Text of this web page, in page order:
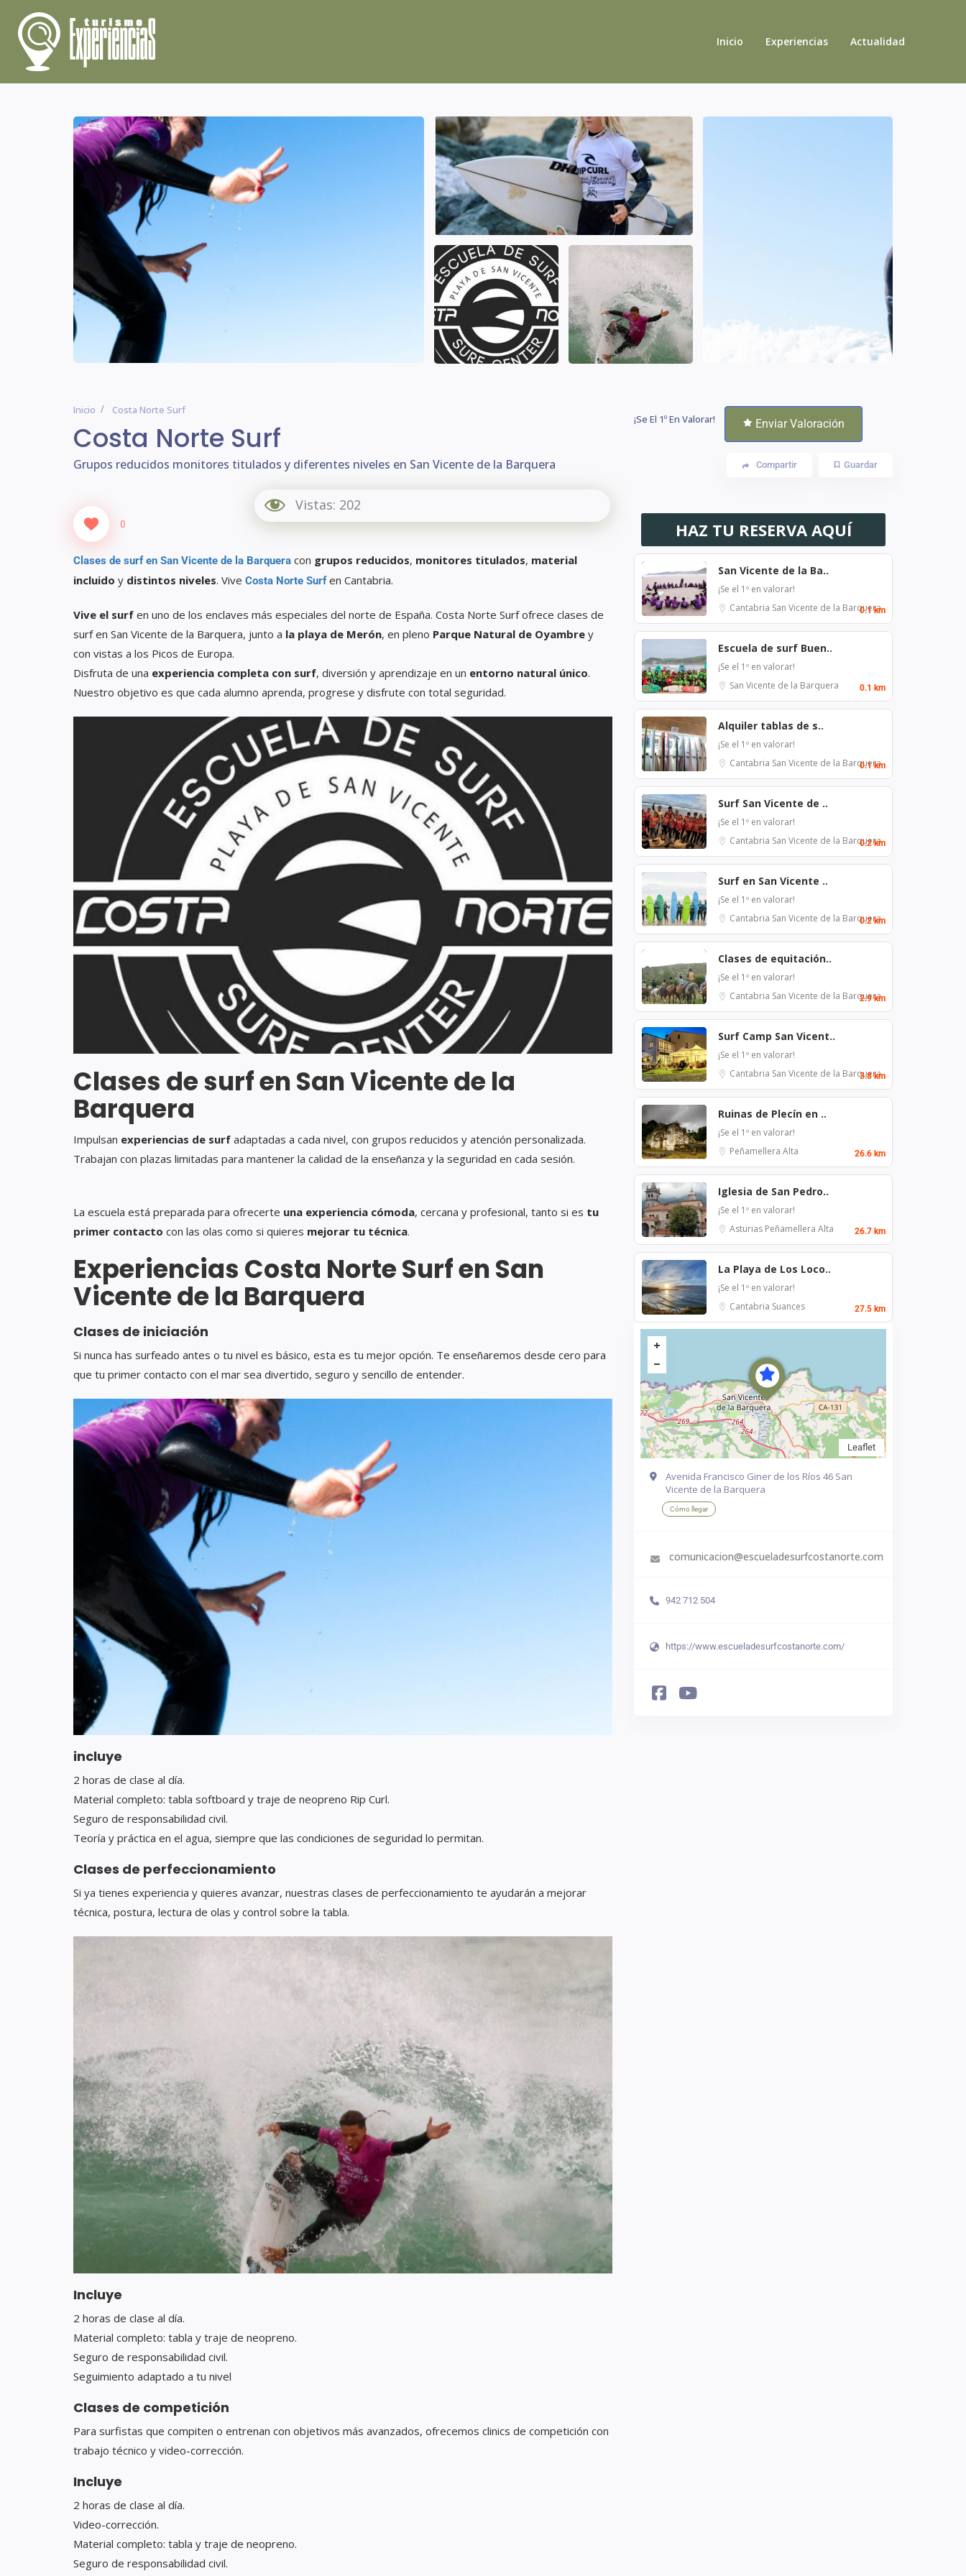
Inicio Experiencias Actualidad
Inicio Costa Norte Surf
Costa Norte Surf
Grupos reducidos monitores titulados y diferentes niveles en San Vicente de la Barquera
¡Se El 1º En Valorar! Enviar Valoración
Guardar
Compartir
0
Vistas: 202
Clases de surf en San Vicente de la Barquera con grupos reducidos, monitores titulados, material
incluido y distintos niveles. Vive Costa Norte Surfen Cantabria.
Vive el surf en uno de los enclaves más especiales del norte de España. Costa Norte Surf ofrece clases de
surf en San Vicente de la Barquera, junto a la playa de Merón, en pleno Parque Natural de Oyambre y
con vistas a los Picos de Europa.
Disfruta de una experiencia completa con surf, diversión y aprendizaje en un entorno natural único.
Nuestro objetivo es que cada alumno aprenda, progrese y disfrute con total seguridad.
Clases de surf en San Vicente de la
Barquera
Impulsan experiencias de surf adaptadas a cada nivel, con grupos reducidos y atención personalizada.
Trabajan con plazas limitadas para mantener la calidad de la enseñanza y la seguridad en cada sesión.
La escuela está preparada para ofrecerte una experiencia cómoda, cercana y profesional, tanto si es tu
primer contacto con las olas como si quieres mejorar tu técnica.
Experiencias Costa Norte Surf en San
Vicente de la Barquera
Clases de iniciación
Si nunca has surfeado antes o tu nivel es básico, esta es tu mejor opción. Te enseñaremos desde cero para
que tu primer contacto con el mar sea divertido, seguro y sencillo de entender.
incluye
2 horas de clase al día.
Material completo: tabla softboard y traje de neopreno Rip Curl.
Seguro de responsabilidad civil.
Teoría y práctica en el agua, siempre que las condiciones de seguridad lo permitan.
Clases de perfeccionamiento
Si ya tienes experiencia y quieres avanzar, nuestras clases de perfeccionamiento te ayudarán a mejorar
técnica, postura, lectura de olas y control sobre la tabla.
Incluye
2 horas de clase al día.
Material completo: tabla y traje de neopreno.
Seguro de responsabilidad civil.
Seguimiento adaptado a tu nivel
Clases de competición
Para surfistas que compiten o entrenan con objetivos más avanzados, ofrecemos clinics de competición con
trabajo técnico y video-corrección.
Incluye
2 horas de clase al día.
Video-corrección.
Material completo: tabla y traje de neopreno.
Seguro de responsabilidad civil.
HAZ TU RESERVA AQUÍ
San Vicente de la Ba..
¡Se el 1º en valorar!
Cantabria San Vicente de la Barquera
0.1 km
Escuela de surf Buen..
¡Se el 1º en valorar!
San Vicente de la Barquera
0.1 km
Alquiler tablas de s..
¡Se el 1º en valorar!
Cantabria San Vicente de la Barquera
0.1 km
Surf San Vicente de ..
¡Se el 1º en valorar!
Cantabria San Vicente de la Barquera
0.2 km
Surf en San Vicente ..
¡Se el 1º en valorar!
Cantabria San Vicente de la Barquera
0.2 km
Clases de equitación..
¡Se el 1º en valorar!
Cantabria San Vicente de la Barquera
2.9 km
Surf Camp San Vicent..
¡Se el 1º en valorar!
Cantabria San Vicente de la Barquera
3.8 km
Ruinas de Plecín en ..
¡Se el 1º en valorar!
Peñamellera Alta
26.6 km
Iglesia de San Pedro..
¡Se el 1º en valorar!
Asturias Peñamellera Alta 26.7 km
La Playa de Los Loco..
¡Se el 1º en valorar!
Cantabria Suances 27.5 km
Leaflet
Avenida Francisco Giner de los Ríos 46 San
Vicente de la Barquera
Cómo llegar
comunicacion@escueladesurfcostanorte.com
942 712 504
https://www.escueladesurfcostanorte.com/